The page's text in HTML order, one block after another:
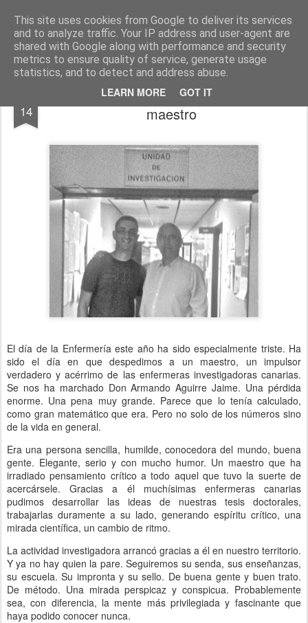
This site uses cookies from Google to deliver its services
and to analyze traffic. Your IP address and user-agent are
shared with Google along with performance and security
metrics to ensure quality of service, generate usage
statistics, and to detect and address abuse.
LEARN MORE GOT IT
El diagnóstico enfermero La Cuidadología es la ciencia del cuidado
Pages
14
Adiós amigo Armando, descansa en paz
maestro
El día de la Enfermería este año ha sido especialmente triste. Ha
sido el día en que despedimos a un maestro, un impulsor
verdadero y acérrimo de las enfermeras investigadoras canarias.
Se nos ha marchado Don Armando Aguirre Jaime. Una pérdida
enorme. Una pena muy grande. Parece que lo tenía calculado,
como gran matemático que era. Pero no solo de los números sino
de la vida en general.
Era una persona sencilla, humilde, conocedora del mundo, buena
gente. Elegante, serio y con mucho humor. Un maestro que ha
irradiado pensamiento crítico a todo aquel que tuvo la suerte de
acercársele. Gracias a él muchísimas enfermeras canarias
pudimos desarrollar las ideas de nuestras tesis doctorales,
trabajarlas duramente a su lado, generando espíritu crítico, una
mirada científica, un cambio de ritmo.
La actividad investigadora arrancó gracias a él en nuestro territorio.
Y ya no hay quien la pare. Seguiremos su senda, sus enseñanzas,
su escuela. Su impronta y su sello. De buena gente y buen trato.
De método. Una mirada perspicaz y conspicua. Probablemente
sea, con diferencia, la mente más privilegiada y fascinante que
haya podido conocer nunca.